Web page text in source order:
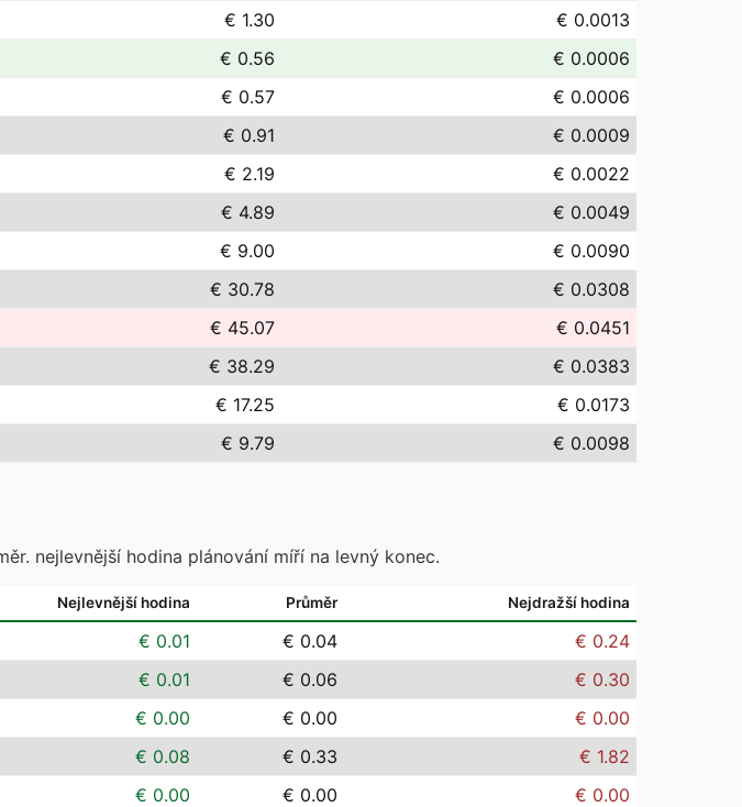
€ 1.30
€ 0.0013
€ 0.56
€ 0.0006
€ 0.57
€ 0.0006
€ 0.91
€ 0.0009
€ 2.19
€ 0.0022
€ 4.89
€ 0.0049
€ 9.00
€ 0.0090
€ 30.78
€ 0.0308
€ 45.07
€ 0.0451
€ 38.29
€ 0.0383
€ 17.25
€ 0.0173
€ 9.79 € 0.0098
nejlevnější hodina plánování míří na levný konec.
Nejlevnější hodina Průměr Nejdražší hodina
€ 0.01 € 0.04
€ 0.24
€ 0.01 € 0.06
€ 0.30
€ 0.00 € 0.00
€ 0.00
€ 0.08 € 0.33
€ 1.82
€ 0.00 € 0.00
€ 0.00